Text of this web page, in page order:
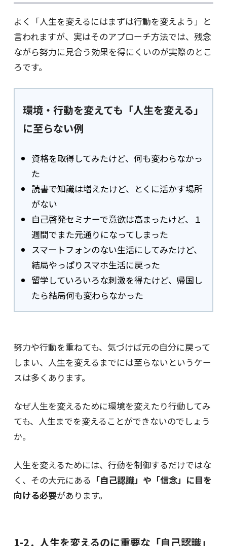
よく「人生を変えるにはまずは行動を変えよう」と
言われますが、実はそのアプローチ方法では、残念
ながら努力に見合う効果を得にくいのが実際のとこ
ろです。
環境・行動を変えても「人生を変える」
に至らない例
資格を取得してみたけど、何も変わらなかっ
た
読書で知識は増えたけど、とくに活かす場所
がない
自己啓発セミナーで意欲は高まったけど、１
週間でまた元通りになってしまった
スマートフォンのない生活にしてみたけど、
結局やっぱりスマホ生活に戻った
留学していろいろな刺激を得たけど、帰国し
たら結局何も変わらなかった
努力や行動を重ねても、気づけば元の自分に戻って
しまい、人生を変えるまでには至らないというケー
スは多くあります。
なぜ人生を変えるために環境を変えたり行動してみ
ても、人生までを変えることができないのでしょう
か。
人生を変えるためには、行動を制御するだけではな
く、その大元にある 「自己認識」や「信念」に目を
向ける必要があります。
1-2．人生を変えるのに重要な「自己認識」